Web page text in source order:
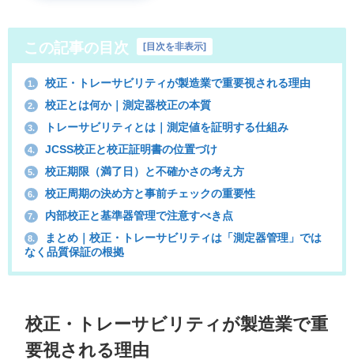
この記事の目次 目次を非表示
1. 校正・トレーサビリティが製造業で重要視される理由
2. 校正とは何か｜測定器校正の本質
3. トレーサビリティとは｜測定値を証明する仕組み
4. JCSS校正と校正証明書の位置づけ
5. 校正期限（満了日）と不確かさの考え方
6. 校正周期の決め方と事前チェックの重要性
7. 内部校正と基準器管理で注意すべき点
8.
まとめ｜校正・トレーサビリティは「測定器管理」では
なく品質保証の根拠
校正・トレーサビリティが製造業で重
要視される理由